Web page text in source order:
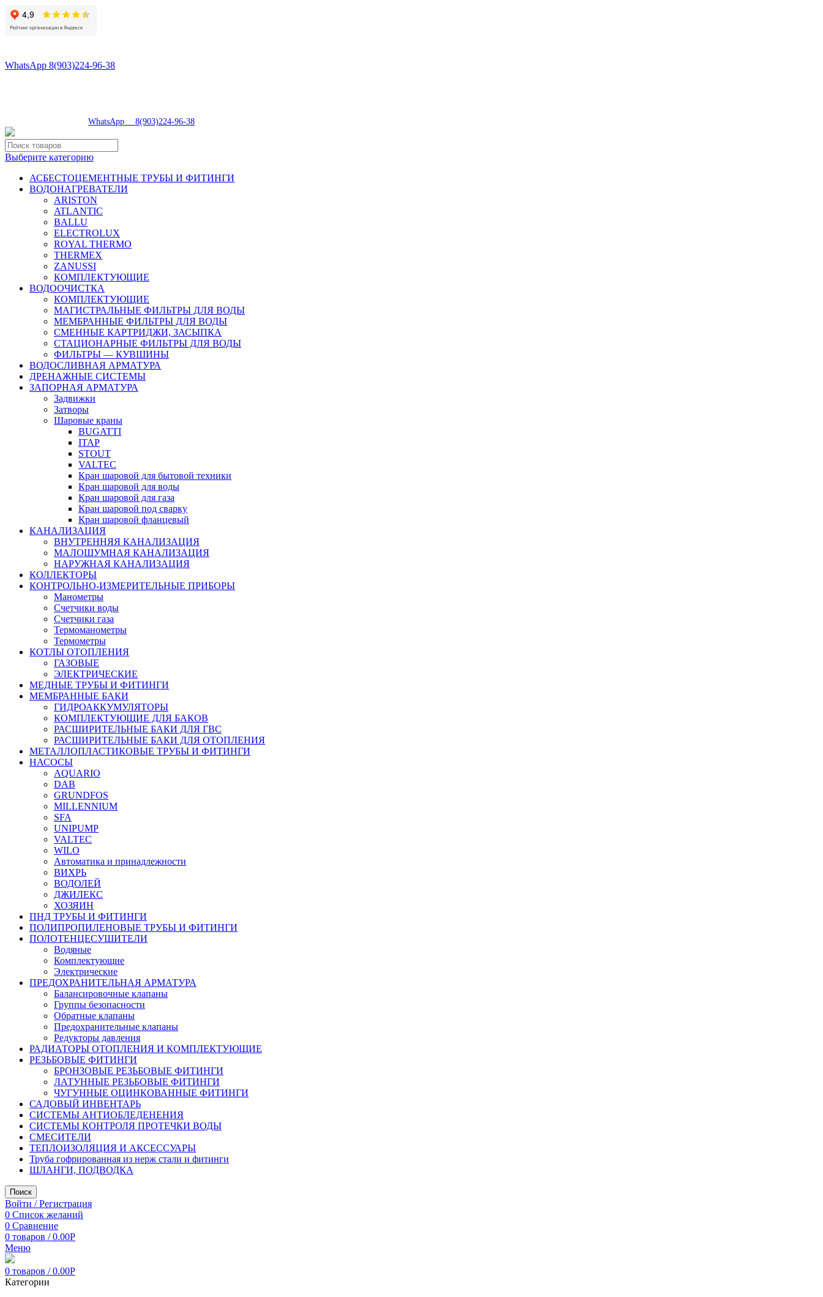
WhatsApp 8(903)224-96-38
WhatsApp 8(903)224-96-38
Выберите категорию
АСБЕСТОЦЕМЕНТНЫЕ ТРУБЫ И ФИТИНГИ
ВОДОНАГРЕВАТЕЛИ
ARISTON
ATLANTIC
BALLU
ELECTROLUX
ROYAL THERMO
THERMEX
ZANUSSI
КОМПЛЕКТУЮЩИЕ
ВОДООЧИСТКА
КОМПЛЕКТУЮЩИЕ
МАГИСТРАЛЬНЫЕ ФИЛЬТРЫ ДЛЯ ВОДЫ
МЕМБРАННЫЕ ФИЛЬТРЫ ДЛЯ ВОДЫ
СМЕННЫЕ КАРТРИДЖИ, ЗАСЫПКА
СТАЦИОНАРНЫЕ ФИЛЬТРЫ ДЛЯ ВОДЫ
ФИЛЬТРЫ — КУВШИНЫ
ВОДОСЛИВНАЯ АРМАТУРА
ДРЕНАЖНЫЕ СИСТЕМЫ
ЗАПОРНАЯ АРМАТУРА
Задвижки
Затворы
Шаровые краны
BUGATTI
ITAP
STOUT
VALTEC
Кран шаровой для бытовой техники
Кран шаровой для воды
Кран шаровой для газа
Кран шаровой под сварку
Кран шаровой фланцевый
КАНАЛИЗАЦИЯ
ВНУТРЕННЯЯ КАНАЛИЗАЦИЯ
МАЛОШУМНАЯ КАНАЛИЗАЦИЯ
НАРУЖНАЯ КАНАЛИЗАЦИЯ
КОЛЛЕКТОРЫ
КОНТРОЛЬНО-ИЗМЕРИТЕЛЬНЫЕ ПРИБОРЫ
Манометры
Счетчики воды
Счетчики газа
Термоманометры
Термометры
КОТЛЫ ОТОПЛЕНИЯ
ГАЗОВЫЕ
ЭЛЕКТРИЧЕСКИЕ
МЕДНЫЕ ТРУБЫ И ФИТИНГИ
МЕМБРАННЫЕ БАКИ
ГИДРОАККУМУЛЯТОРЫ
КОМПЛЕКТУЮЩИЕ ДЛЯ БАКОВ
РАСШИРИТЕЛЬНЫЕ БАКИ ДЛЯ ГВС
РАСШИРИТЕЛЬНЫЕ БАКИ ДЛЯ ОТОПЛЕНИЯ
МЕТАЛЛОПЛАСТИКОВЫЕ ТРУБЫ И ФИТИНГИ
НАСОСЫ
AQUARIO
DAB
GRUNDFOS
MILLENNIUM
SFA
UNIPUMP
VALTEC
WILO
Автоматика и принадлежности
ВИХРЬ
ВОДОЛЕЙ
ДЖИЛЕКС
ХОЗЯИН
ПНД ТРУБЫ И ФИТИНГИ
ПОЛИПРОПИЛЕНОВЫЕ ТРУБЫ И ФИТИНГИ
ПОЛОТЕНЦЕСУШИТЕЛИ
Водяные
Комплектующие
Электрические
ПРЕДОХРАНИТЕЛЬНАЯ АРМАТУРА
Балансировочные клапаны
Группы безопасности
Обратные клапаны
Предохранительные клапаны
Редукторы давления
РАДИАТОРЫ ОТОПЛЕНИЯ И КОМПЛЕКТУЮЩИЕ
РЕЗЬБОВЫЕ ФИТИНГИ
БРОНЗОВЫЕ РЕЗЬБОВЫЕ ФИТИНГИ
ЛАТУННЫЕ РЕЗЬБОВЫЕ ФИТИНГИ
ЧУГУННЫЕ ОЦИНКОВАННЫЕ ФИТИНГИ
САДОВЫЙ ИНВЕНТАРЬ
СИСТЕМЫ АНТИОБЛЕДЕНЕНИЯ
СИСТЕМЫ КОНТРОЛЯ ПРОТЕЧКИ ВОДЫ
СМЕСИТЕЛИ
ТЕПЛОИЗОЛЯЦИЯ И АКСЕССУАРЫ
Труба гофрированная из нерж стали и фитинги
ШЛАНГИ, ПОДВОДКА
Поиск
Войти / Регистрация
0 Список желаний
0 Сравнение
0 товаров / 0.00Р
Меню
0 товаров / 0.00Р
Категории